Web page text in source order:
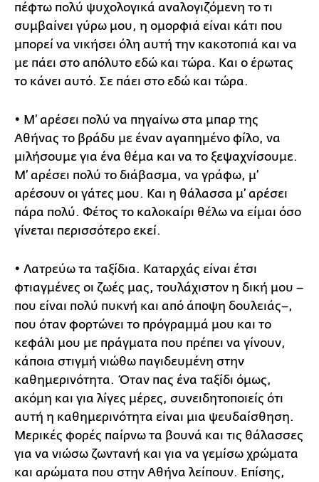
πέφτω πολύ ψυχολογικά αναλογιζόμενη το τι
συμβαίνει γύρω μου, η ομορφιά είναι κάτι που
μπορεί να νικήσει όλη αυτή την κακοτοπιά και να
με πάει στο απόλυτο εδώ και τώρα. Και ο έρωτας
το κάνει αυτό. Σε πάει στο εδώ και τώρα.
• Μ’ αρέσει πολύ να πηγαίνω στα μπαρ της
Αθήνας το βράδυ με έναν αγαπημένο φίλο, να
μιλήσουμε για ένα θέμα και να το ξεψαχνίσουμε.
Μ’ αρέσει πολύ το διάβασμα, να γράφω, μ’
αρέσουν οι γάτες μου. Και η θάλασσα μ’ αρέσει
πάρα πολύ. Φέτος το καλοκαίρι θέλω να είμαι όσο
γίνεται περισσότερο εκεί.
• Λατρεύω τα ταξίδια. Καταρχάς είναι έτσι
φτιαγμένες οι ζωές μας, τουλάχιστον η δική μου –
που είναι πολύ πυκνή και από άποψη δουλειάς–,
που όταν φορτώνει το πρόγραμμά μου και το
κεφάλι μου με πράγματα που πρέπει να γίνουν,
κάποια στιγμή νιώθω παγιδευμένη στην
καθημερινότητα. Όταν πας ένα ταξίδι όμως,
ακόμη και για λίγες μέρες, συνειδητοποιείς ότι
αυτή η καθημερινότητα είναι μια ψευδαίσθηση.
Μερικές φορές παίρνω τα βουνά και τις θάλασσες
για να νιώσω ζωντανή και για να γεμίσω χρώματα
και αρώματα που στην Αθήνα λείπουν. Επίσης,